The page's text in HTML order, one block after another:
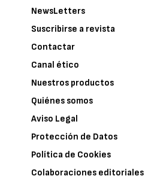
NewsLetters
Suscribirse a revista
Contactar
Canal ético
Nuestros productos
Quiénes somos
Aviso Legal
Protección de Datos
Política de Cookies
Colaboraciones editoriales